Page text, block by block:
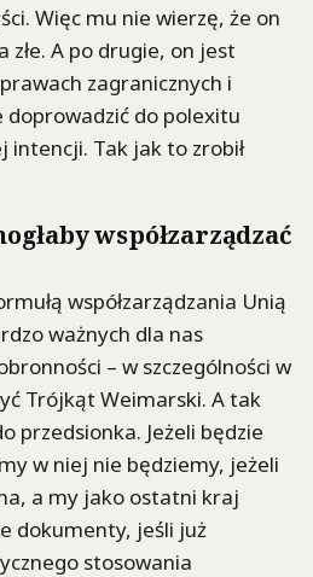
Więc mu nie wierzę, że on
złe. A po drugie, on jest
zagranicznych i
doprowadzić do polexitu
Tak jak to zrobił
współzarządzać
współzarządzania Unią
ważnych dla nas
– w szczególności w
Trójkąt Weimarski. A tak
przedsionka. Jeżeli będzie
w niej nie będziemy, jeżeli
a my jako ostatni kraj
dokumenty, jeśli już
stosowania